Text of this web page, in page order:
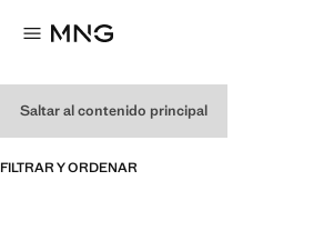
Saltar al contenido principal
FILTRAR Y ORDENAR